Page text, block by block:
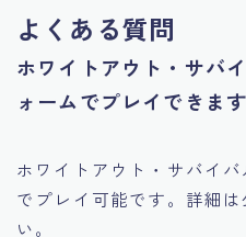
よくある質問
ホワイトアウト・サバ
ォームでプレイできま
ホワイトアウト・サバイ
でプレイ可能です。詳細
い。